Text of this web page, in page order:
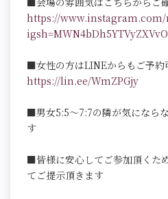
https://www.instagram.com/
■女性の方はLINEからもご予
https://lin.ee/WmZPGjy
■男女5:5～7:7の隣が気になら
す
■皆様に安心してご参加頂くた
てご提示頂きます